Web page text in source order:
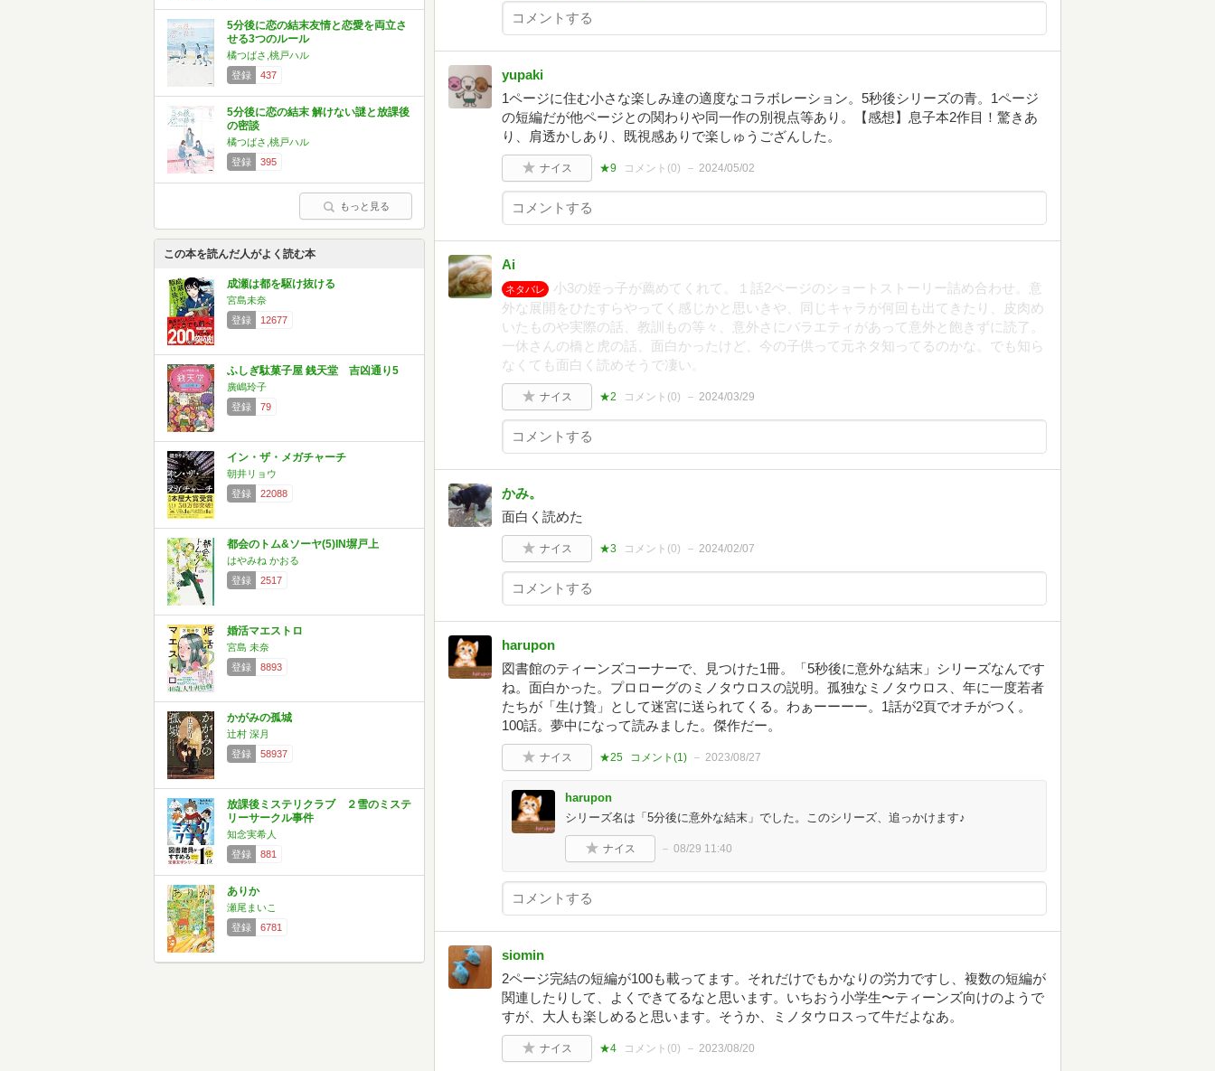
5分後に恋の結末友情と恋愛を両立さ
せる3つのルール
橘つばさ,桃戸ハル
登録
437
5分後に恋の結末 解けない謎と放課後
の密談
橘つばさ,桃戸ハル
登録
395
もっと見る
この本を読んだ人がよく読む本
成瀬は都を駆け抜ける
宮島未奈
登録
12677
ふしぎ駄菓子屋 銭天堂 吉凶通り5
廣嶋玲子
登録
79
イン・ザ・メガチャーチ
朝井リョウ
登録
22088
都会のトム&ソーヤ(5)IN塀戸上
はやみね かおる
登録
2517
婚活マエストロ
宮島 未奈
登録
8893
かがみの孤城
辻村 深月
登録
58937
放課後ミステリクラブ ２雪のミステ
リーサークル事件
知念実希人
登録
881
ありか
瀬尾まいこ
登録
6781
yupaki
1ページに住む小さな楽しみ達の適度なコラボレーション。5秒後シリーズの青。1ページ
の短編だが他ページとの関わりや同一作の別視点等あり。【感想】息子本2作目！驚きあ
り、肩透かしあり、既視感ありで楽しゅうござんした。
ナイス ★9 コメント(0) 2024/05/02
Ai
ネタバレ
小3の姪っ子が薦めてくれて。１話2ページのショートストーリー詰め合わせ。意
外な展開をひたすらやってく感じかと思いきや、同じキャラが何回も出てきたり、皮肉め
いたものや実際の話、教訓もの等々、意外さにバラエティがあって意外と飽きずに読了。
一休さんの橋と虎の話、面白かったけど、今の子供って元ネタ知ってるのかな。でも知ら
なくても面白く読めそうで凄い。
ナイス ★2 コメント(0) 2024/03/29
かみ。
面白く読めた
ナイス ★3 コメント(0) 2024/02/07
harupon
図書館のティーンズコーナーで、見つけた1冊。「5秒後に意外な結末」シリーズなんです
ね。面白かった。プロローグのミノタウロスの説明。孤独なミノタウロス、年に一度若者
たちが「生け贄」として迷宮に送られてくる。わぁーーーー。1話が2頁でオチがつく。
100話。夢中になって読みました。傑作だー。
ナイス ★25 コメント(1) 2023/08/27
harupon
シリーズ名は「5分後に意外な結末」でした。このシリーズ、追っかけます♪
ナイス 08/29 11:40
siomin
2ページ完結の短編が100も載ってます。それだけでもかなりの労力ですし、複数の短編が
関連したりして、よくできてるなと思います。いちおう小学生〜ティーンズ向けのようで
すが、大人も楽しめると思います。そうか、ミノタウロスって牛だよなあ。
ナイス ★4 コメント(0) 2023/08/20